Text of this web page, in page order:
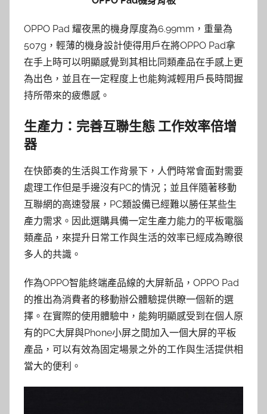
OPPO Pad 耀夜黑的機身厚度為6.99mm，重量為
507g，輕薄的機身設計使得用戶在將OPPO Pad拿
在手上時可以明顯感覺到其相比同類產品在手感上更
為出色，並且在一定程度上也能夠減輕用戶長時間握
持所帶來的疲憊感。
生產力：完善互聯生態 工作效率倍增
器
在快節奏的生活與工作背景下，人們時常會面對需要
處理工作但是手邊沒有PC的情況；並且伴隨著移動
互聯網的高速發展，PC類設備已經難以勝任某些生
產力需求。因此選購具備一定生產力能力的平板電腦
類產品，來提升日常工作與生活的效率已經成為瞭很
多人的共識。
作為OPPO智能終端產品線的大屏新品，OPPO Pad
的推出為消費者的移動辦公體驗提供瞭一個新的選
擇。在實際的使用體驗中，能夠明顯感受到在個人原
有的PC大屏與Phone小屏之間加入一個大屏的平板
產品，可以有效為固定場景之外的工作與生活提供相
當大的便利。